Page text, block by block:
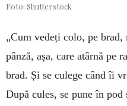
Foto: Shutterstock
„Cum vedeți colo, pe
pânză, așa, care atârnă pe
brad. Și se culege când îi
După cules, se pu­ne în pod